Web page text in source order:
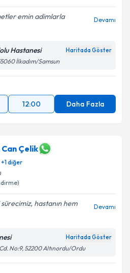
işlenmesine ilişkinAydınlatma
emin adimlarla
Devamı
Hastanesi Haritada Göster
İlkadım/Samsun
12:00 Daha Fazla
Çelik
+1diğer
hastanın hem
Devamı
Haritada Göster
No:9, 52200 Altınordu/Ordu